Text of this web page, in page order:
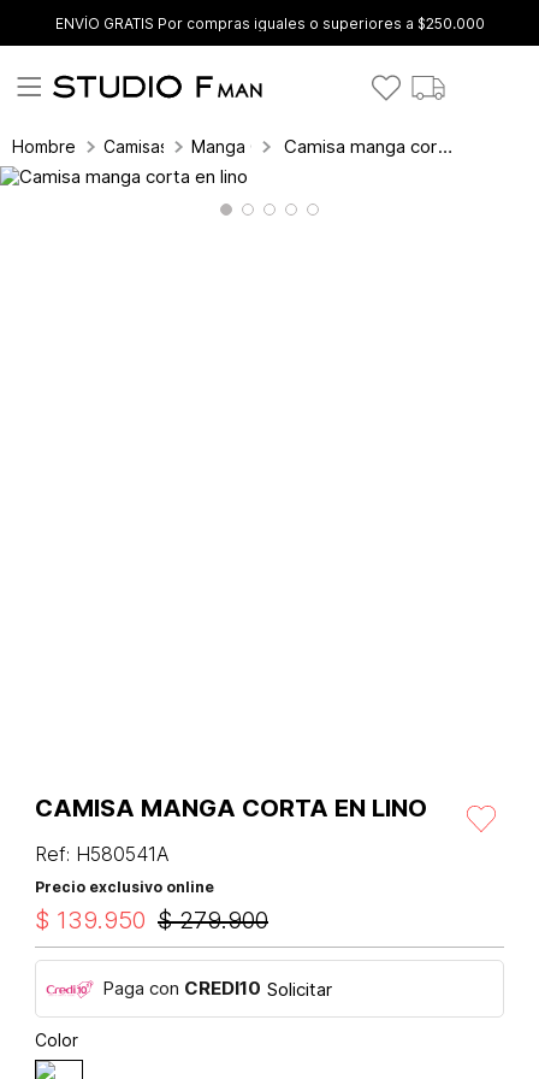
ENVÍO GRATIS Por compras iguales o superiores a $250.000
Hombre Camisas Manga Corta Camisa manga corta en lino
CAMISA MANGA CORTA EN LINO
Ref: H580541A
Precio exclusivo online
$ 279.900
$ 139.950
Paga con CREDI10 Solicitar
Color